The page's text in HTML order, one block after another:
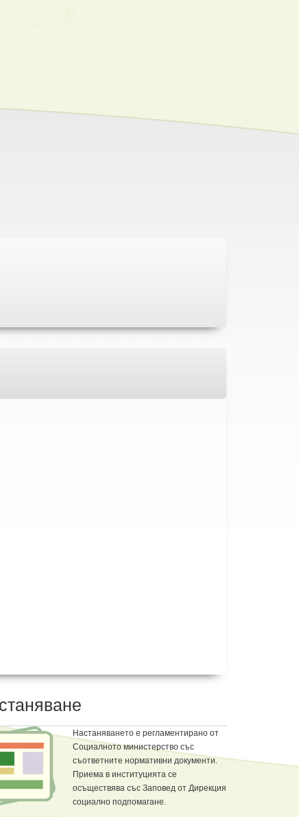
Настаняването е регламентирано от
Социалното министерство със
съответните нормативни документи.
Приема в институцията се
осъществява със Заповед от Дирекция
социално подпомагане.